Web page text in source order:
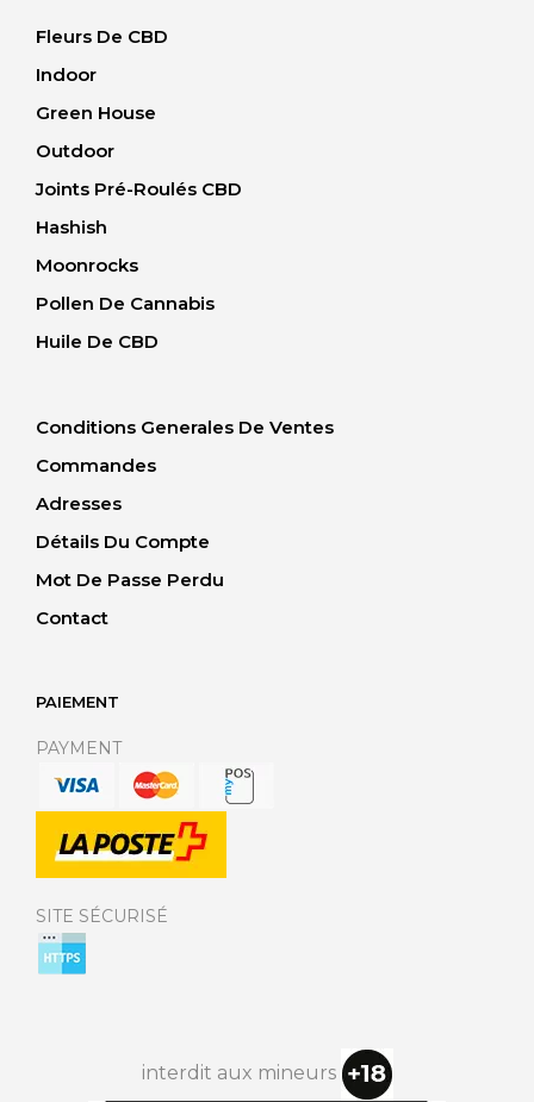
Fleurs De CBD
Indoor
Green House
Outdoor
Joints Pré-Roulés CBD
Hashish
Moonrocks
Pollen De Cannabis
Huile De CBD
Conditions Generales De Ventes
Commandes
Adresses
Détails Du Compte
Mot De Passe Perdu
Contact
PAIEMENT
PAYMENT
SITE SÉCURISÉ
interdit aux mineurs